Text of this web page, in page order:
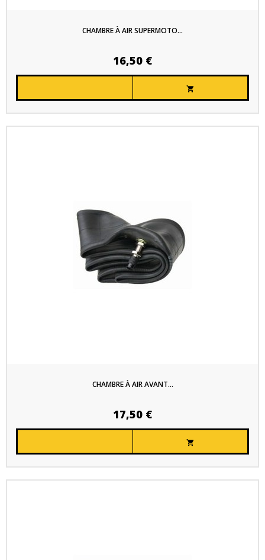
CHAMBRE À AIR SUPERMOTO...
16,50 €

CHAMBRE À AIR AVANT...
17,50 €
